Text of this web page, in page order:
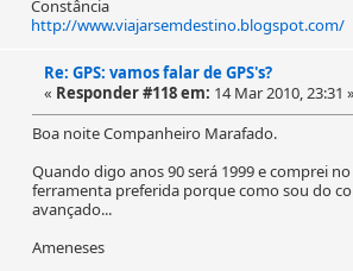
Constância
http://www.viajarsemdestino.blogspot.com/
Re: GPS: vamos falar de GPS's?
« Responder #118 em: 14 Mar 2010, 23:31
Boa noite Companheiro Marafado.
Quando digo anos 90 será 1999 e comprei
ferramenta preferida porque como sou do
avançado...
Ameneses